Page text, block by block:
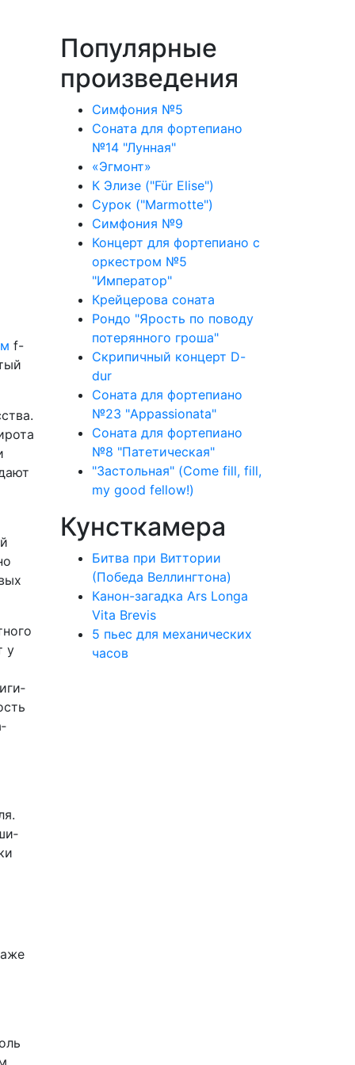
f-
у
Популярные
произведения
Симфония №5
Соната для фортепиано
№14 "Лунная"
«Эгмонт»
К Элизе ("Für Elise")
Сурок ("Marmotte")
Симфония №9
Концерт для фортепиано с
оркестром №5
"Император"
Крейцерова соната
Рондо "Ярость по поводу
потерянного гроша"
Скрипичный концерт D-
dur
Соната для фортепиано
№23 "Appassionata"
Соната для фортепиано
№8 "Патетическая"
"Застольная" (Come fill, fill,
my good fellow!)
Кунсткамера
Битва при Виттории
(Победа Веллингтона)
Канон-загадка Ars Longa
Vita Brevis
5 пьес для механических
часов